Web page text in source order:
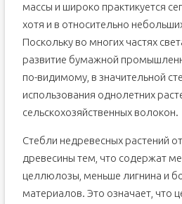
массы и широко практикуется
хотя и в относительно
Поскольку во многих частях
развитие бумажной
по-видимому, в значительной
использования однолетних
сельскохозяйственных волокон.
Стебли недревесных растений
древесины тем, что содержат
целлюлозы, меньше лигнина и
материалов. Это означает, что